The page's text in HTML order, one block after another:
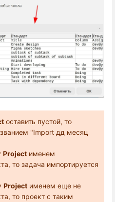
оставить пустой, то
"Import дд месяц
Project именем
то задача импортируется
Project именем еще не
то проект с таким